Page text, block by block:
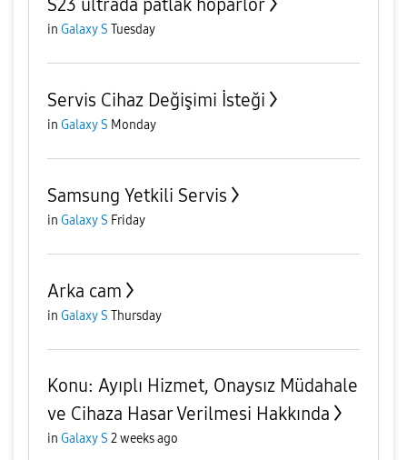
S23 ultrada patlak hoparlör
in Galaxy S Tuesday
Servis Cihaz Değişimi İsteği
in Galaxy S Monday
Samsung Yetkili Servis
in Galaxy S Friday
Arka cam
in Galaxy S Thursday
Konu: Ayıplı Hizmet, Onaysız Müdahale
ve Cihaza Hasar Verilmesi Hakkında
in Galaxy S 2 weeks ago